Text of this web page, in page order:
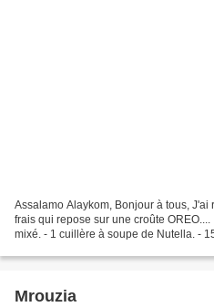
Assalamo Alaykom, Bonjour à tous,
frais qui repose sur une croûte
mixé. - 1 cuillère à soupe de Nutella. -
Mrouzia